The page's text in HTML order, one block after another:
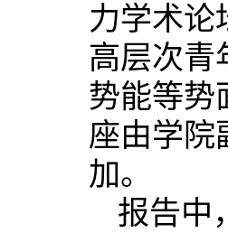
力学术论
高层次青
势能等势
座由学院
加。
报告中